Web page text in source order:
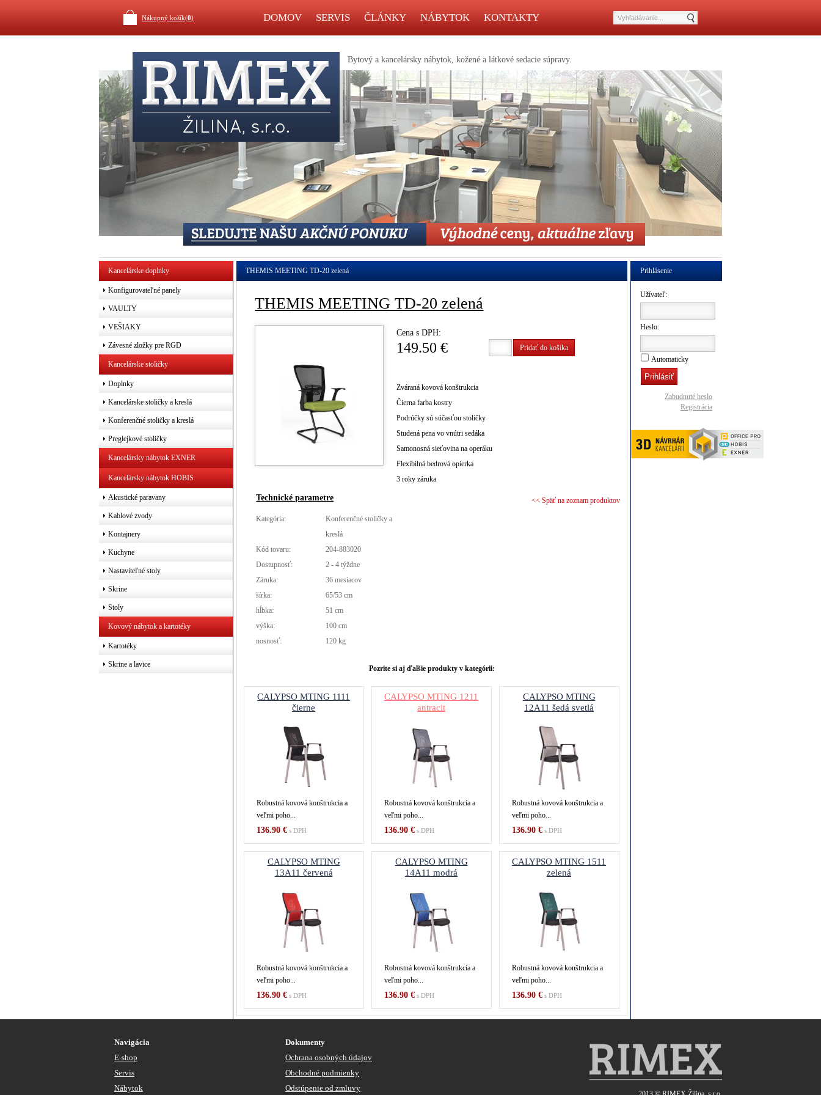
Nákupný košík(0) DOMOV SERVIS ČLÁNKY NÁBYTOK KONTAKTY
Bytový a kancelársky nábytok, kožené a látkové sedacie súpravy.
Kancelárske doplnky
Konfigurovateľné panely
VAULTY
VEŠIAKY
Závesné zložky pre RGD
Kancelárske stoličky
Doplnky
Kancelárske stoličky a kreslá
Konferenčné stoličky a kreslá
Preglejkové stoličky
Kancelársky nábytok EXNER
Kancelársky nábytok HOBIS
Akustické paravany
Kablové zvody
Kontajnery
Kuchyne
Nastaviteľné stoly
Skrine
Stoly
Kovový nábytok a kartotéky
Kartotéky
Skrine a lavice
THEMIS MEETING TD-20 zelená
THEMIS MEETING TD-20 zelená
Technické parametre
Kategória:
Konferenčné stoličky a
kreslá
Kód tovaru:
204-883020
Dostupnosť:
2 - 4 týždne
Záruka:
36 mesiacov
šírka:
65/53 cm
hĺbka:
51 cm
výška:
100 cm
nosnosť:
120 kg
Cena s DPH:
149.50 € Pridať do košíka
Zváraná kovová konštrukcia
Čierna farba kostry
Podrúčky sú súčasťou stoličky
Studená pena vo vnútri sedáka
Samonosná sieťovina na operáku
Flexibilná bedrová opierka
3 roky záruka
<< Späť na zoznam produktov
Pozrite si aj ďalšie produkty v kategórii:
CALYPSO MTING 1111
čierne
Robustná kovová konštrukcia a
veľmi poho...
136.90 €s DPH
CALYPSO MTING 1211
antracit
Robustná kovová konštrukcia a
veľmi poho...
136.90 €s DPH
CALYPSO MTING
12A11 šedá svetlá
Robustná kovová konštrukcia a
veľmi poho...
136.90 €s DPH
CALYPSO MTING
13A11 červená
Robustná kovová konštrukcia a
veľmi poho...
136.90 €s DPH
CALYPSO MTING
14A11 modrá
Robustná kovová konštrukcia a
veľmi poho...
136.90 €s DPH
CALYPSO MTING 1511
zelená
Robustná kovová konštrukcia a
veľmi poho...
136.90 €s DPH
Prihlásenie
Užívateľ:
Heslo:
Automaticky
Zabudnuté heslo
Registrácia
Navigácia
E-shop
Servis
Nábytok
Dokumenty
Ochrana osobných údajov
Obchodné podmienky
Odstúpenie od zmluvy